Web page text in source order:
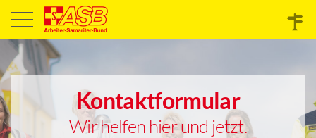
Kontaktformular
Wir helfen hier und jetzt.
Vorname
Nachname
Straße und Hausnummer
PLZ und Ort
E-Mail-Adresse
Telefonnummer
Nachricht